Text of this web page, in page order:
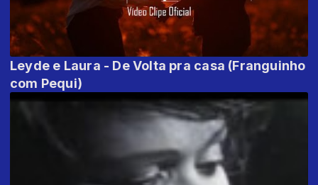
Leyde e Laura - De Volta pra casa (Franguinho
com Pequi)